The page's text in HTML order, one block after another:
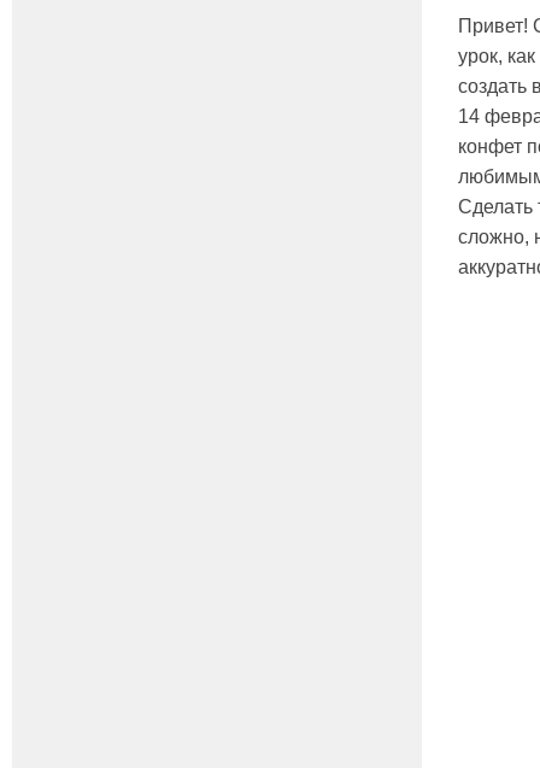
Привет!
урок,
создать
14
конфет
Сделать
сложно,